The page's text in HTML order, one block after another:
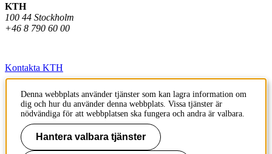
KTH
100 44 Stockholm
+46 8 790 60 00
Kontakta KTH
Jobba på KTH
Press och media
Faktura och betalning KTH
Denna webbplats använder tjänster som kan lagra information om
dig och hur du använder denna webbplats. Vissa tjänster är
nödvändiga för att webbplatsen ska fungera och andra är valbara.
Hantera valbara tjänster